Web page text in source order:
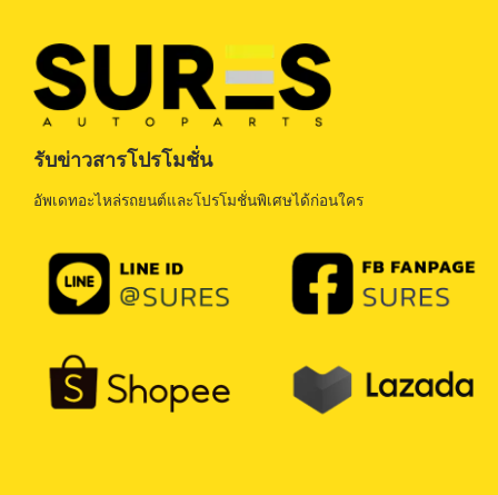
รับข่าวสารโปรโมชั่น
อัพเดทอะไหล่รถยนต์และโปรโมชั่นพิเศษได้ก่อนใคร